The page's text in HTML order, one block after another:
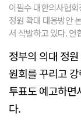
이필수 대한의사협
정원 확대 대응방안
서 삭발하고 있다. 연
정부의 의대 정
원회를 꾸리고
투표도 예고하면
다.